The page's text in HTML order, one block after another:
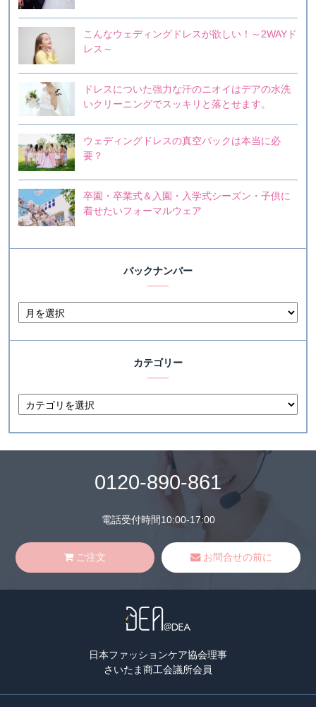
こんなウェディングドレスが欲しい！～2WAYド
レス～
ドレスについた強力な汗のニオイはデアの水洗
いクリーニングでスッキリと落とせます。
ウェディングドレスの真空パックは本当に必
要？
卒園・卒業式＆入園・入学式シーズン・子供に
着せたいフォーマルウェア
バックナンバー
カテゴリー
0120-890-861
電話受付時間10:00-17:00
ご注文 お問合せの前に
日本ファッションケア協会理事
さいたま商工会議所会員